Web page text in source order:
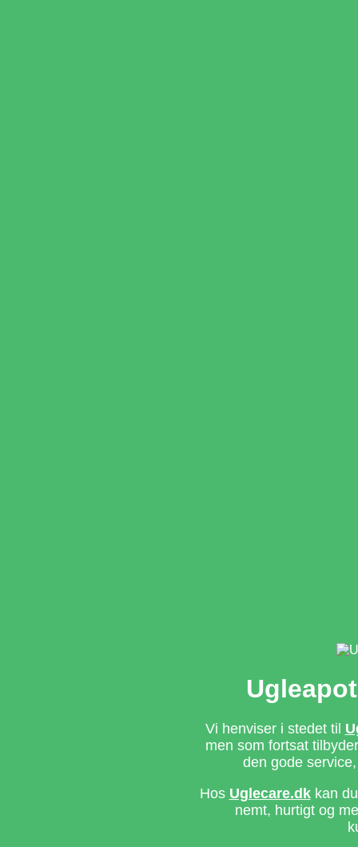
Vi henviser i stedet til
men som fortsat
den gode
Hos Uglecare.dkkan du
nemt, hurtigt og